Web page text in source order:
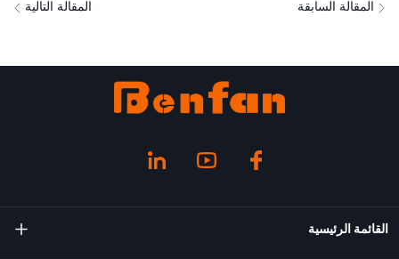
المقالة السابقة المقالة التالية
القائمة الرئيسية